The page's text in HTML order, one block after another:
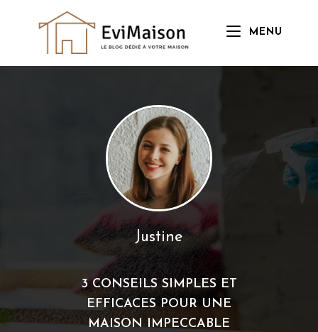
MENU
Justine
3 CONSEILS SIMPLES ET
EFFICACES POUR UNE
MAISON IMPECCABLE